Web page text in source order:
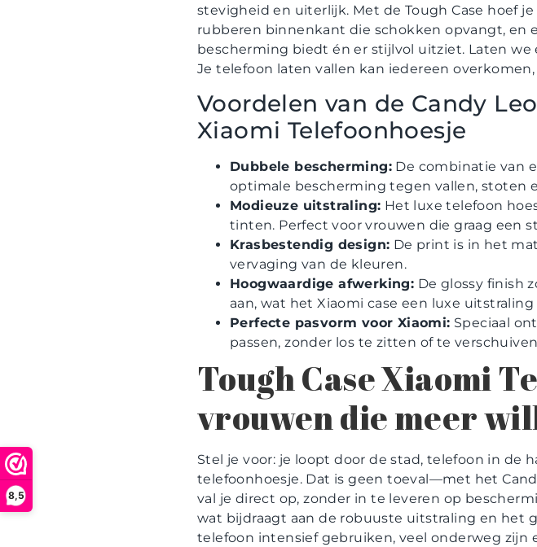
8,5
stevigheid en uiterlijk. Met de Tough Case hoef
rubberen binnenkant die schokken opvangt, en
bescherming biedt én er stijlvol uitziet. Laten
Je telefoon laten vallen kan iedereen
Voordelen van de Candy
Xiaomi Telefoonhoesje
Dubbele bescherming: De combinatie van
optimale bescherming tegen vallen, stoten
Modieuze uitstraling: Het luxe telefoon
tinten. Perfect voor vrouwen die graag een
Krasbestendig design: De print is in het
vervaging van de kleuren.
Hoogwaardige afwerking: De glossy finish
aan, wat het Xiaomi case een luxe uitstraling
Perfecte pasvorm voor Xiaomi: Speciaal
passen, zonder los te zitten of te
Tough Case Xiaomi
vrouwen die meer
Stel je voor: je loopt door de stad, telefoon in de
telefoonhoesje. Dat is geen toeval—met het
val je direct op, zonder in te leveren op
wat bijdraagt aan de robuuste uitstraling en het
telefoon intensief gebruiken, veel onderweg zijn